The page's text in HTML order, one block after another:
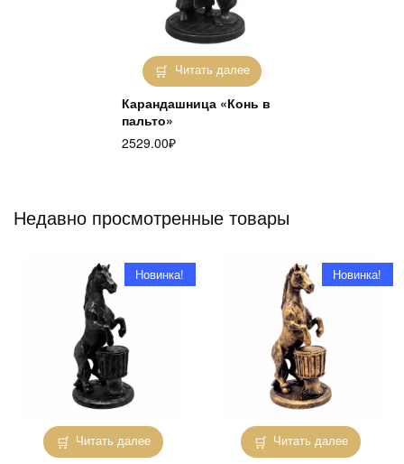
Читать далее
Карандашница «Конь в
пальто»
2529.00₽
Недавно просмотренные товары
Читать далее
Новинка!
Читать далее
Новинка!